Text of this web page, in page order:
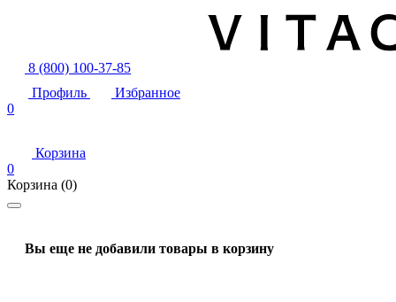
8 (800) 100-37-85
Профиль
Избранное
0
Корзина
0
Корзина (0)
Вы еще не добавили товары в корзину